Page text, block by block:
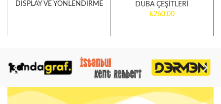
DİSPLAY VE YÖNLENDİRME
DUBA ÇEŞİTLERİ
₺